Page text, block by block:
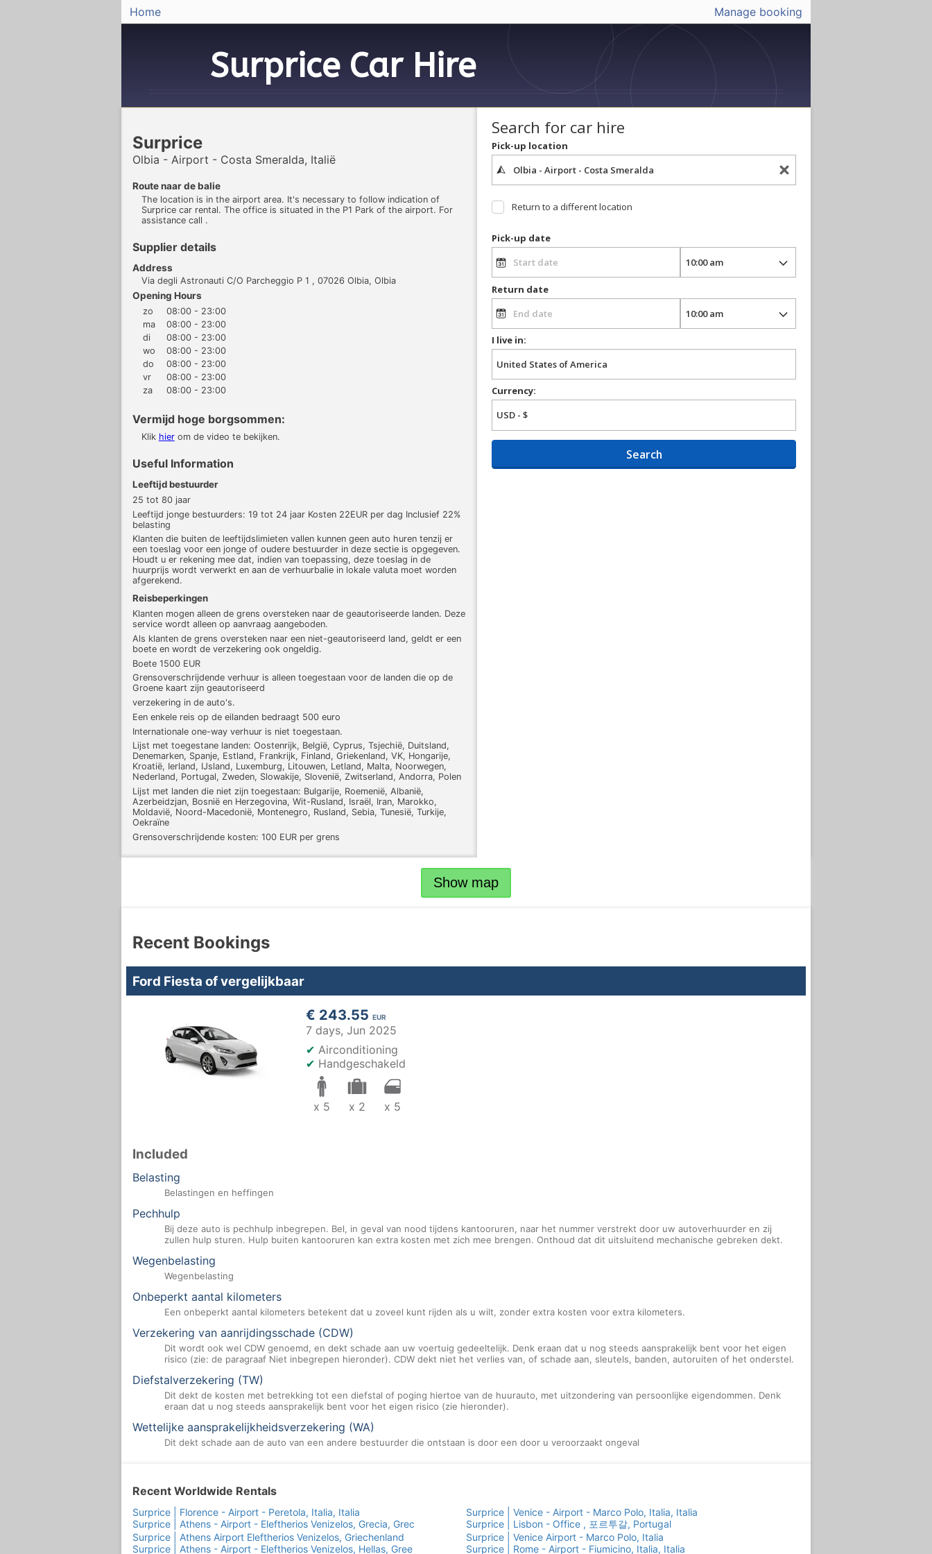
Home Manage booking
Surprice Car Hire
Surprice
Olbia - Airport - Costa Smeralda, Italië
Route naar de balie
The location is in the airport area. It's necessary to follow indication of
Surprice car rental. The office is situated in the P1 Park of the airport. For
assistance call .
Supplier details
Address
Via degli Astronauti C/O Parcheggio P 1 , 07026 Olbia, Olbia
Opening Hours
zo
08:00 - 23:00
ma
08:00 - 23:00
di
08:00 - 23:00
wo
08:00 - 23:00
do
08:00 - 23:00
vr
08:00 - 23:00
za
08:00 - 23:00
Vermijd hoge borgsommen:
Klik hierom de video te bekijken.
Useful Information
Leeftijd bestuurder
25 tot 80 jaar
Leeftijd jonge bestuurders: 19 tot 24 jaar Kosten 22EUR per dag Inclusief 22%
belasting
Klanten die buiten de leeftijdslimieten vallen kunnen geen auto huren tenzij er
een toeslag voor een jonge of oudere bestuurder in deze sectie is opgegeven.
Houdt u er rekening mee dat, indien van toepassing, deze toeslag in de
huurprijs wordt verwerkt en aan de verhuurbalie in lokale valuta moet worden
afgerekend.
Reisbeperkingen
Klanten mogen alleen de grens oversteken naar de geautoriseerde landen. Deze
service wordt alleen op aanvraag aangeboden.
Als klanten de grens oversteken naar een niet-geautoriseerd land, geldt er een
boete en wordt de verzekering ook ongeldig.
Boete 1500 EUR
Grensoverschrijdende verhuur is alleen toegestaan voor de landen die op de
Groene kaart zijn geautoriseerd
verzekering in de auto's.
Een enkele reis op de eilanden bedraagt 500 euro
Internationale one-way verhuur is niet toegestaan.
Lijst met toegestane landen: Oostenrijk, België, Cyprus, Tsjechië, Duitsland,
Denemarken, Spanje, Estland, Frankrijk, Finland, Griekenland, VK, Hongarije,
Kroatië, Ierland, IJsland, Luxemburg, Litouwen, Letland, Malta, Noorwegen,
Nederland, Portugal, Zweden, Slowakije, Slovenië, Zwitserland, Andorra, Polen
Lijst met landen die niet zijn toegestaan: Bulgarije, Roemenië, Albanië,
Azerbeidzjan, Bosnië en Herzegovina, Wit-Rusland, Israël, Iran, Marokko,
Moldavië, Noord-Macedonië, Montenegro, Rusland, Sebia, Tunesië, Turkije,
Oekraïne
Grensoverschrijdende kosten: 100 EUR per grens
Search for car hire
Pick-up location
Return to a different location
Pick-up date
Return date
I live in:
Currency:
Search
Show map
Recent Bookings
Ford Fiesta of vergelijkbaar
€ 243.55 EUR
7 days, Jun 2025
✔ Airconditioning
✔ Handgeschakeld
x 5 x 2 x 5
Included
Belasting
Belastingen en heffingen
Pechhulp
Bij deze auto is pechhulp inbegrepen. Bel, in geval van nood tijdens kantooruren, naar het nummer verstrekt door uw autoverhuurder en zij
zullen hulp sturen. Hulp buiten kantooruren kan extra kosten met zich mee brengen. Onthoud dat dit uitsluitend mechanische gebreken dekt.
Wegenbelasting
Wegenbelasting
Onbeperkt aantal kilometers
Een onbeperkt aantal kilometers betekent dat u zoveel kunt rijden als u wilt, zonder extra kosten voor extra kilometers.
Verzekering van aanrijdingsschade (CDW)
Dit wordt ook wel CDW genoemd, en dekt schade aan uw voertuig gedeeltelijk. Denk eraan dat u nog steeds aansprakelijk bent voor het eigen
risico (zie: de paragraaf Niet inbegrepen hieronder). CDW dekt niet het verlies van, of schade aan, sleutels, banden, autoruiten of het onderstel.
Diefstalverzekering (TW)
Dit dekt de kosten met betrekking tot een diefstal of poging hiertoe van de huurauto, met uitzondering van persoonlijke eigendommen. Denk
eraan dat u nog steeds aansprakelijk bent voor het eigen risico (zie hieronder).
Wettelijke aansprakelijkheidsverzekering (WA)
Dit dekt schade aan de auto van een andere bestuurder die ontstaan is door een door u veroorzaakt ongeval
Recent Worldwide Rentals
Surprice | Florence - Airport - Peretola, Italia, Italia
Surprice | Venice - Airport - Marco Polo, Italia, Italia
Surprice | Athens - Airport - Eleftherios Venizelos, Grecia, Grec
Surprice | Lisbon - Office , 포르투갈, Portugal
Surprice | Athens Airport Eleftherios Venizelos, Griechenland
Surprice | Venice Airport - Marco Polo, Italia
Surprice | Athens - Airport - Eleftherios Venizelos, Hellas, Gree
Surprice | Rome - Airport - Fiumicino, Italia, Italia